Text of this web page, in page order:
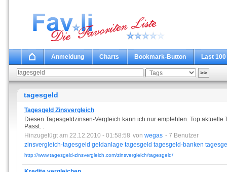
Anmeldung Charts Bookmark-Button Last 100
tagesgeld
Tagesgeld Zinsvergleich
Diesen Tagesgeldzinsen-Vergleich kann ich nur empfehlen. Top aktuelle
Passt. .
Hinzugefügt am 22.12.2010 - 01:58:58 von wegas - 7 Benutzer
zinsvergleich-tagesgeld geldanlage tagesgeld tagesgeld-banken
http://www.tagesgeld-zinsvergleich.com/zinsvergleich/tagesgeld/